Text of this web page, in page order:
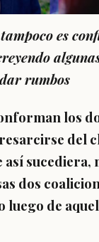
es
rumbos
los
del
sucediera,
dos
de